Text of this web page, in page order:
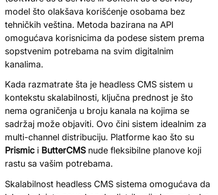
model što olakšava korišćenje osobama bez
tehničkih veština. Metoda bazirana na API
omogućava korisnicima da podese sistem prema
sopstvenim potrebama na svim digitalnim
kanalima.
Kada razmatrate šta je headless CMS sistem u
kontekstu skalabilnosti, ključna prednost je što
nema ograničenja u broju kanala na kojima se
sadržaj može objaviti. Ovo čini sistem idealnim za
multi-channel distribuciju. Platforme kao što su
Prismic i ButterCMSnude fleksibilne planove koji
rastu sa vašim potrebama.
Skalabilnost headless CMS sistema omogućava da